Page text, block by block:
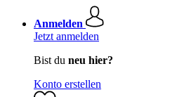
Anmelden
Jetzt anmelden
Bist du neu hier?
Konto erstellen